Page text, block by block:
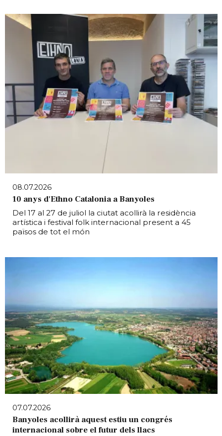
08.07.2026
10 anys d'Ethno Catalonia a Banyoles
Del 17 al 27 de juliol la ciutat acollirà la residència
artística i festival folk internacional present a 45
països de tot el món
07.07.2026
Banyoles acollirà aquest estiu un congrés
internacional sobre el futur dels llacs